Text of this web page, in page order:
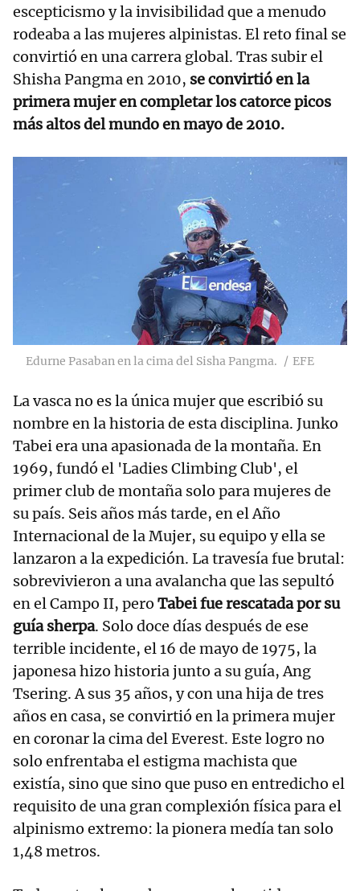
escepticismo y la invisibilidad que a menudo
rodeaba a las mujeres alpinistas. El reto final se
convirtió en una carrera global. Tras subir el
Shisha Pangma en 2010, se convirtió en la
primera mujer en completar los catorce picos
más altos del mundo en mayo de 2010.
Edurne Pasaban en la cima del Sisha Pangma. EFE
La vasca no es la única mujer que escribió su
nombre en la historia de esta disciplina. Junko
Tabei era una apasionada de la montaña. En
1969, fundó el 'Ladies Climbing Club', el
primer club de montaña solo para mujeres de
su país. Seis años más tarde, en el Año
Internacional de la Mujer, su equipo y ella se
lanzaron a la expedición. La travesía fue brutal:
sobrevivieron a una avalancha que las sepultó
en el Campo II, pero Tabei fue rescatada por su
guía sherpa. Solo doce días después de ese
terrible incidente, el 16 de mayo de 1975, la
japonesa hizo historia junto a su guía, Ang
Tsering. A sus 35 años, y con una hija de tres
años en casa, se convirtió en la primera mujer
en coronar la cima del Everest. Este logro no
solo enfrentaba el estigma machista que
existía, sino que sino que puso en entredicho el
requisito de una gran complexión física para el
alpinismo extremo: la pionera medía tan solo
1,48 metros.